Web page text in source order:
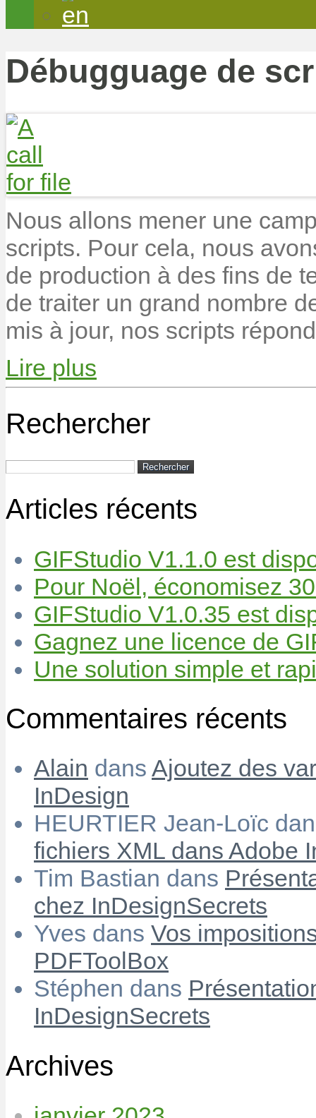
Débugguage de
Nous allons mener une
scripts. Pour cela, nous
de production à des fins de
de traiter un grand nombre
mis à jour, nos scripts
Lire plus
Rechercher
Articles récents
GIFStudio V1.1.0 est
Pour Noël, économisez
GIFStudio V1.0.35 est
Gagnez une licence de
Une solution simple et
Commentaires récents
Alain dans Ajoutez des
InDesign
HEURTIER Jean-Loïc
fichiers XML dans Adobe
Tim Bastian dans
chez InDesignSecrets
Yves dans Vos
PDFToolBox
Stéphen dans
InDesignSecrets
Archives